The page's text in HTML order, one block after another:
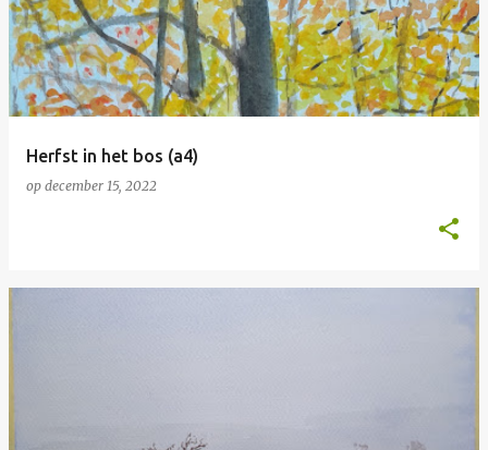
Herfst in het bos (a4)
op december 15, 2022